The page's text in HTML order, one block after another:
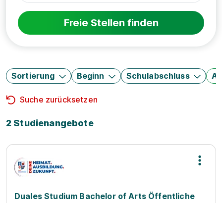
Freie Stellen finden
Sortierung Beginn Schulabschluss
Suche zurücksetzen
2 Studienangebote
Duales Studium Bachelor of Arts Öffentliche